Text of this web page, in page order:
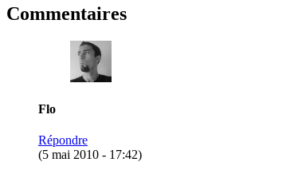
Commentaires
Flo
Répondre
(5 mai 2010 - 17:42)